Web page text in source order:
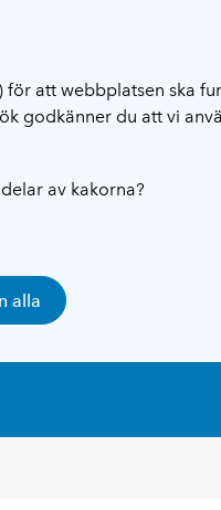
för att webbplatsen ska
godkänner du att vi
av kakorna?
alla